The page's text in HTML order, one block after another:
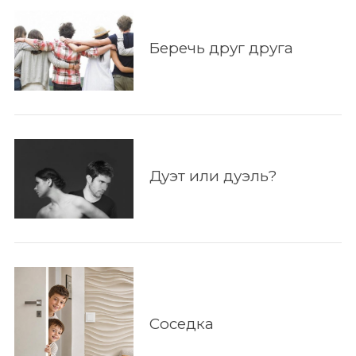
Беречь друг друга
Дуэт или дуэль?
Соседка